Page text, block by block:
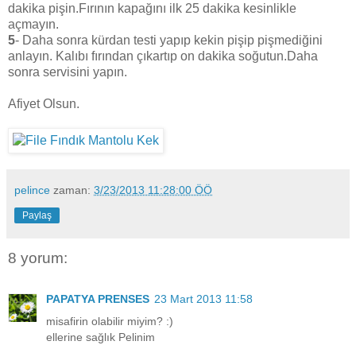
dakika pişin.Fırının kapağını ilk 25 dakika kesinlikle
açmayın.
5- Daha sonra kürdan testi yapıp kekin pişip pişmediğini
anlayın. Kalıbı fırından çıkartıp on dakika soğutun.Daha
sonra servisini yapın.
Afiyet Olsun.
pelince zaman: 3/23/2013 11:28:00 ÖÖ
Paylaş
8 yorum:
PAPATYA PRENSES 23 Mart 2013 11:58
misafirin olabilir miyim? :)
ellerine sağlık Pelinim